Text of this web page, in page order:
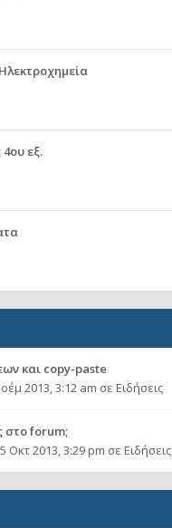
εξ.
και copy-paste
2013, 3:12 am σε Ειδήσεις
στο forum;
Οκτ 2013, 3:29 pm σε Ειδήσεις